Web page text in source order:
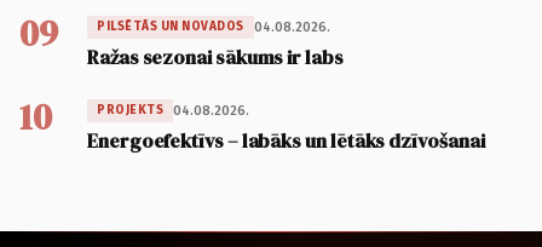
09 PILSĒTĀS UN NOVADOS 04.08.2026.
Ražas sezonai sākums ir labs
10 PROJEKTS 04.08.2026.
Energoefektīvs – labāks un lētāks dzīvošanai